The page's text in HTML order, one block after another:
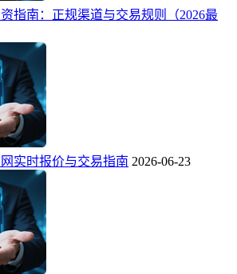
指南：正规渠道与交易规则（2026最
实时报价与交易指南 2026-06-23